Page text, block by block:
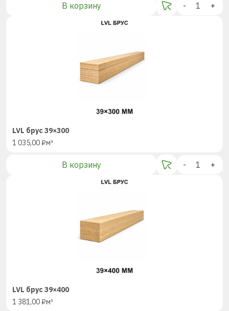
В корзину - +
LVL брус 39×300
1 035,00₽м³
В корзину - +
LVL брус 39×400
1 381,00₽м³